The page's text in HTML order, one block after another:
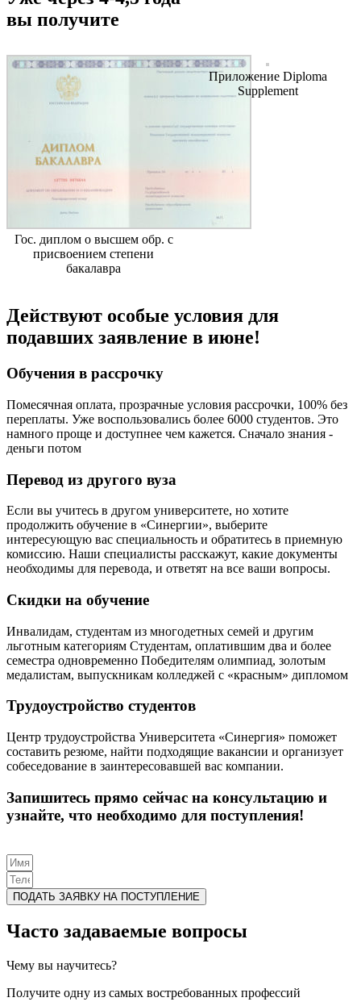
вы получите
Гос. диплом о высшем обр. с
присвоением степени
бакалавра
Приложение Diploma
Supplement
Действуют особые условия для
подавших заявление в июне!
Обучения в рассрочку
Помесячная оплата, прозрачные условия рассрочки, 100% без
переплаты. Уже воспользовались более 6000 студентов. Это
намного проще и доступнее чем кажется. Сначало знания -
деньги потом
Перевод из другого вуза
Если вы учитесь в другом университете, но хотите
продолжить обучение в «Синергии», выберите
интересующую вас специальность и обратитесь в приемную
комиссию. Наши специалисты расскажут, какие документы
необходимы для перевода, и ответят на все ваши вопросы.
Скидки на обучение
Инвалидам, студентам из многодетных семей и другим
льготным категориям Студентам, оплатившим два и более
семестра одновременно Победителям олимпиад, золотым
медалистам, выпускникам колледжей с «красным» дипломом
Трудоустройство студентов
Центр трудоустройства Университета «Синергия» поможет
составить резюме, найти подходящие вакансии и организует
собеседование в заинтересовавшей вас компании.
Запишитесь прямо сейчас на консультацию и
узнайте, что необходимо для поступления!
ПОДАТЬ ЗАЯВКУ НА ПОСТУПЛЕНИЕ
Часто задаваемые вопросы
Чему вы научитесь?
Получите одну из самых востребованных профессий